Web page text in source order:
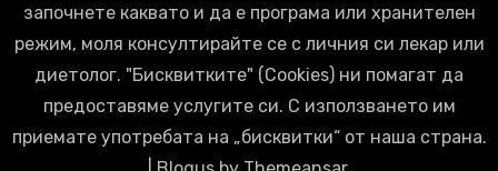
започнете каквато и да е програма или хранителен
режим, моля консултирайте се с личния си лекар или
диетолог. "Бисквитките" (Cookies) ни помагат да
предоставяме услугите си. С използването им
приемате употребата на „бисквитки“ от наша страна.